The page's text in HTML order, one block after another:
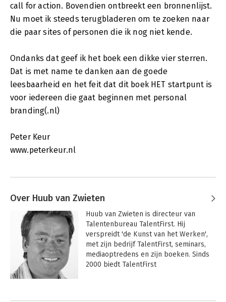
call for action. Bovendien ontbreekt een bronnenlijst.
Nu moet ik steeds terugbladeren om te zoeken naar
die paar sites of personen die ik nog niet kende.
Ondanks dat geef ik het boek een dikke vier sterren.
Dat is met name te danken aan de goede
leesbaarheid en het feit dat dit boek HET startpunt is
voor iedereen die gaat beginnen met personal
branding(.nl)
Peter Keur
www.peterkeur.nl
Over Huub van Zwieten
Huub van Zwieten is directeur van
Talentenbureau TalentFirst. Hij
verspreidt 'de Kunst van het Werken',
met zijn bedrijf TalentFirst, seminars,
mediaoptredens en zijn boeken. Sinds
2000 biedt TalentFirst